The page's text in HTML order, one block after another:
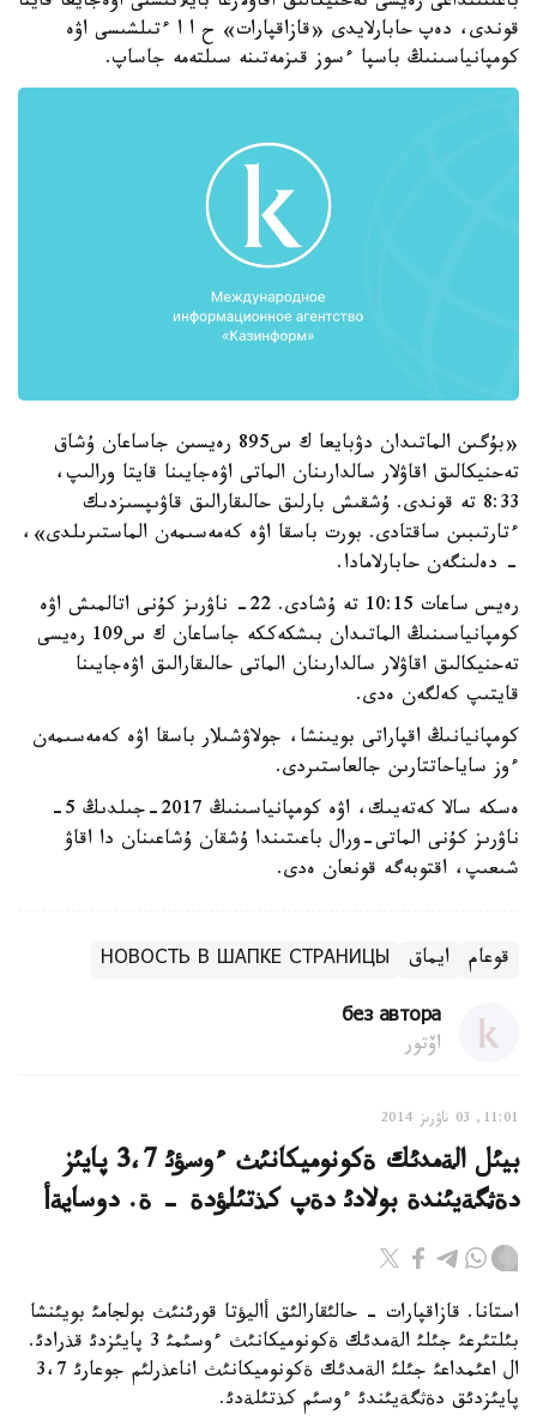
قوندى، دەپ حابارلايدى «قازاقپارات» ح ا ا ءتىلشىسى اۋە
كومپانياسىنىڭ باسپا ءسوز قىزمەتىنە سىلتەمە جاساپ.
«بۇگىن الماتىدان دۋبايعا ك س895 رەيسىن جاساعان ۇشاق
تەحنيكالىق اقاۋلار سالدارىنان الماتى اۋەجايىنا قايتا ورالىپ،
8:33 تە قوندى. ۇشقىش بارلىق حالىقارالىق قاۋىپسىزدىك
ءتارتىبىن ساقتادى. بورت باسقا اۋە كەمەسىمەن الماستىرىلدى»،
- دەلىنگەن حابارلامادا.
رەيس ساعات 10:15 تە ۇشادى. 22- ناۋرىز كۇنى اتالمىش اۋە
كومپانياسىنىڭ الماتىدان بىشكەككە جاساعان ك س109 رەيسى
تەحنيكالىق اقاۋلار سالدارىنان الماتى حالىقارالىق اۋەجايىنا
قايتىپ كەلگەن ەدى.
كومپانيانىڭ اقپاراتى بويىنشا، جولاۋشىلار باسقا اۋە كەمەسىمەن
ءوز ساياحاتتارىن جالعاستىردى.
ەسكە سالا كەتەيىك، اۋە كومپانياسىنىڭ 2017-جىلدىڭ 5-
ناۋرىز كۇنى الماتى-ورال باعىتىندا ۇشقان ۇشاعىنان دا اقاۋ
شىعىپ، اقتوبەگە قونعان ەدى.
قوعام ايماق НОВОСТЬ В ШАПКЕ СТРАНИЦЫ
без автора
اۆتور
11:01, 03 ناۋرىز 2014
بيئل الةمدئك ةكونوميكانئث ءوسؤئ 3،7 پايئز
دةثگةيئندة بولادئ دةپ كذتئلؤدة - ة. دوسايةأ
استانا. قازاقپارات - حالئقارالئق أاليؤتا قورئنئث بولجامئ بويئنشا
بئلتئرعئ جئلئ الةمدئك ةكونوميكانئث ءوسئمئ 3 پايئزدئ قذرادئ.
ال اعئمداعئ جئلئ الةمدئك ةكونوميكانئث اناعذرلئم جوعارئ 3،7
پايئزدئق دةثگةيئندئ ءوسئم كذتئلةدئ.